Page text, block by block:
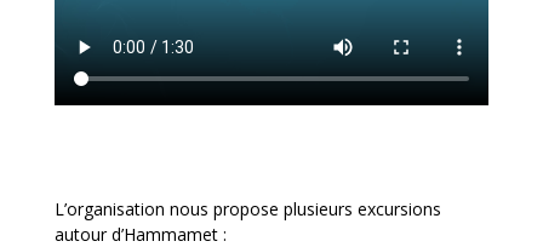
L’organisation nous propose plusieurs excursions
autour d’Hammamet :